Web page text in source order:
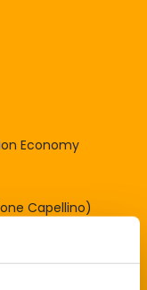
Economy
Capellino)